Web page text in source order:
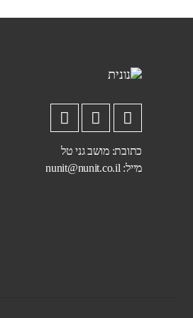
כתובת: מושב גני טל
מייל: nunit@nunit.co.il